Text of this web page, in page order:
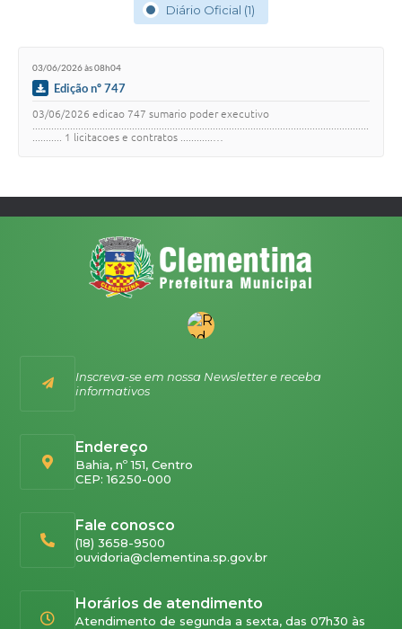
Diário Oficial (1)
03/06/2026 às 08h04
Edição nº 747
03/06/2026 edicao 747 sumario poder executivo
........... 1 licitacoes e contratos ............…
Inscreva-se em nossa Newsletter e receba
informativos
Endereço
Bahia, nº 151, Centro
CEP: 16250-000
Fale conosco
(18) 3658-9500
ouvidoria@clementina.sp.gov.br
Horários de atendimento
Atendimento de segunda a sexta, das 07h30 às